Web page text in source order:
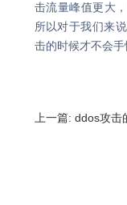
击流量峰值更大
所以对于我们来
击的时候才不会手
上一篇: ddos攻击的工作原理是什么?DDoS攻击的类